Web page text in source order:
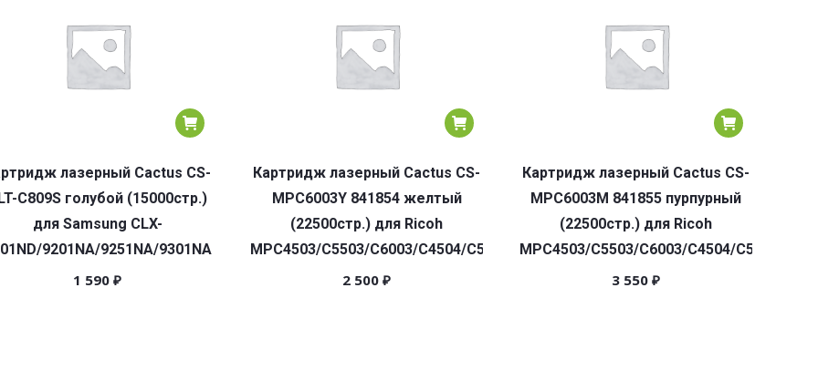
лазерный Cactus CS-
C809S голубой (15000стр.)
для Samsung CLX-
9201NA/9251NA/9301NA
1 590 ₽
Картридж лазерный Cactus CS-
MPC6003Y 841854 желтый
(22500стр.) для Ricoh
MPC4503/C5503/C6003/C4504/C5504/C6004
2 500 ₽
Картридж лазерный Cactus CS-
MPC6003M 841855 пурпурный
(22500стр.) для Ricoh
MPC4503/C5503/C6003/C4504/C5504/
3 550 ₽